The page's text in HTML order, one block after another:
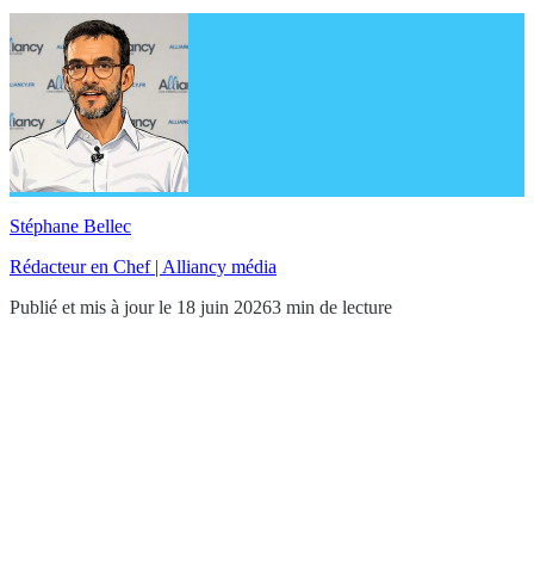
Stéphane Bellec
Rédacteur en Chef | Alliancy média
Publié et mis à jour le 18 juin 20263 min de lecture